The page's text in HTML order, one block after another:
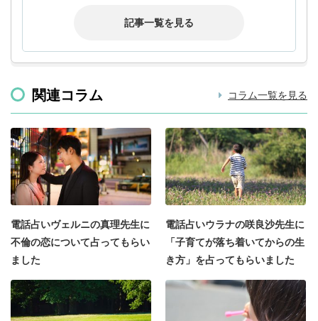
記事一覧を見る
関連コラム
電話占いヴェルニの真理先生に
不倫の恋について占ってもらい
ました
電話占いウラナの咲良沙先生に
「子育てが落ち着いてからの生
き方」を占ってもらいました
コラム一覧を見る